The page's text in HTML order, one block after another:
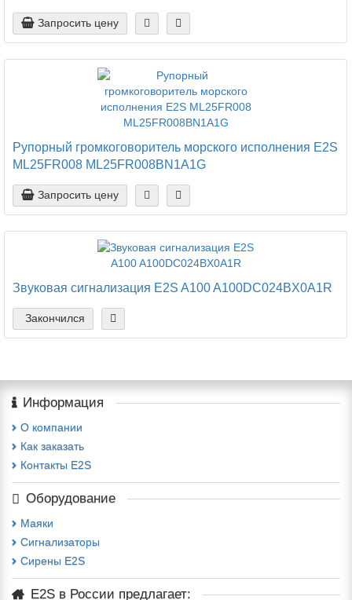
Запросить цену
Рупорный громкоговоритель морского исполнения E2S
ML25FR008 ML25FR008BN1A1G
Запросить цену
Звуковая сигнализация E2S A100 A100DC024BX0A1R
Закончился
Информация
О компании
Как заказать
Контакты E2S
Оборудование
Маяки
Сигнализаторы
Сирены E2S
E2S в России предлагает: